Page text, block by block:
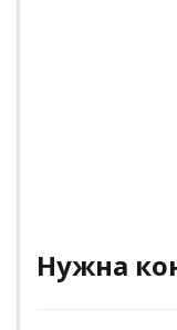
Нужна